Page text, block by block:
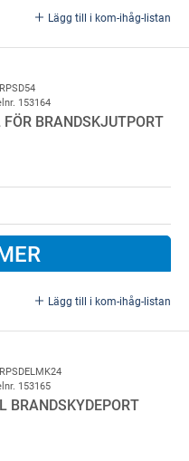
Lägg till i kom-ihåg-listan
SD, Brand klass EI2 60
153164
BRANDSKJUTPORT
Lägg till i kom-ihåg-listan
153165
BRANDSKYDEPORT